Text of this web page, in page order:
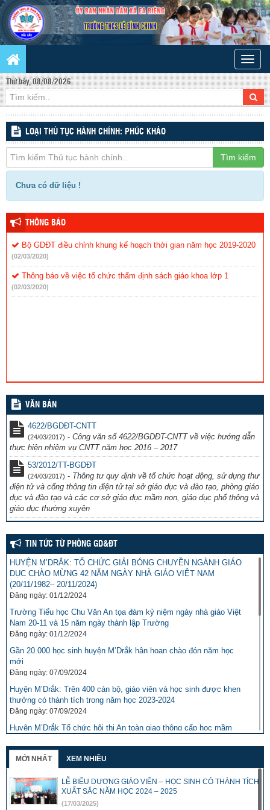
Toggle
Thứ bảy, 08/08/2026
LOẠI THỦ TỤC HÀNH CHÍNH: PHÚC KHẢO
Tìm kiếm
Chưa có dữ liệu !
THÔNG BÁO
Bộ GDĐT điều chỉnh khung kế hoạch thời gian năm học 2019-2020
(02/03/2020)
Thông báo về việc tổ chức thẩm định sách giáo khoa lớp 1
(02/03/2020)
VĂN BẢN
4622/BGDĐT-CNTT
(24/03/2017) - Công văn số 4622/BGDĐT-CNTT về việc hướng dẫn
thực hiện nhiệm vụ CNTT năm học 2016 – 2017
53/2012/TT-BGDĐT
(24/03/2017) - Thông tư quy định về tổ chức hoạt động, sử dụng thư
điện tử và cổng thông tin điện tử tại sở giáo dục và đào tạo, phòng giáo
dục và đào tạo và các cơ sở giáo dục mầm non, giáo dục phổ thông và
giáo dục thường xuyên
TIN TỨC TỪ PHÒNG GD&ĐT
HUYỆN M’DRẮK: TỔ CHỨC GIẢI BÓNG CHUYỀN NGÀNH GIÁO
DỤC CHÀO MỪNG 42 NĂM NGÀY NHÀ GIÁO VIỆT NAM
(20/11/1982– 20/11/2024)
Đăng ngày: 01/12/2024
Trường Tiểu học Chu Văn An tọa đàm kỷ niệm ngày nhà giáo Việt
Nam 20-11 và 15 năm ngày thành lập Trường
Đăng ngày: 01/12/2024
Gần 20.000 học sinh huyện M’Drắk hân hoan chào đón năm học
mới
Đăng ngày: 07/09/2024
Huyện M’Drắk: Trên 400 cán bộ, giáo viên và học sinh được khen
thưởng có thành tích trong năm học 2023-2024
Đăng ngày: 07/09/2024
Huyện M’Drắk Tổ chức hội thi An toàn giao thông cấp học mầm
Đăng ngày: 23/04/2024
Báo GD&TĐ kết nối mang niềm vui cho học trò nghèo hiếu học tại
Đắk Lắk
Đăng ngày: 29/03/2024
Chuyên đề: Học tập và làm theo tư tưởng, phong cách Hồ Chí
MỚI NHẤT XEM NHIỀU
LỄ BIỂU DƯƠNG GIÁO VIÊN – HỌC SINH CÓ THÀNH TÍCH
XUẤT SẮC NĂM HỌC 2024 – 2025
(17/03/2025)